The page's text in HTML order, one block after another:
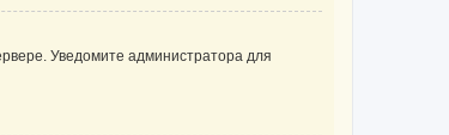
Уведомите администратора для